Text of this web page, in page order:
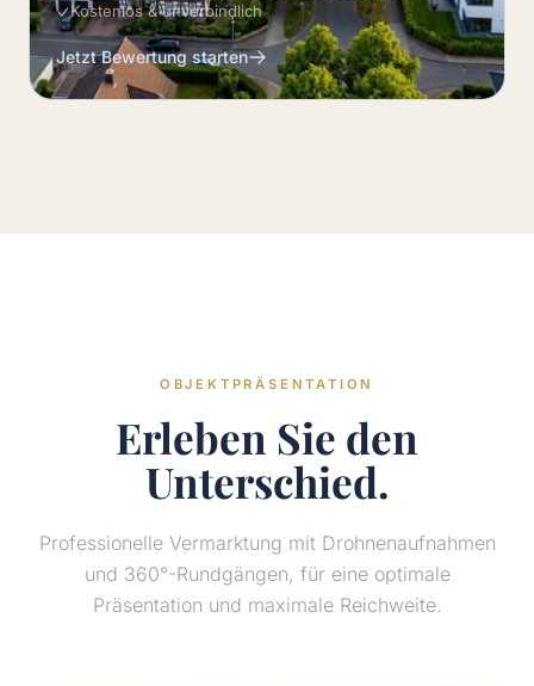
Kostenlos & unverbindlich
Jetzt Bewertung starten
OBJEKTPRÄSENTATION
Erleben Sie den
Unterschied.
Professionelle Vermarktung mit Drohnenaufnahmen
und 360°-Rundgängen, für eine optimale
Präsentation und maximale Reichweite.